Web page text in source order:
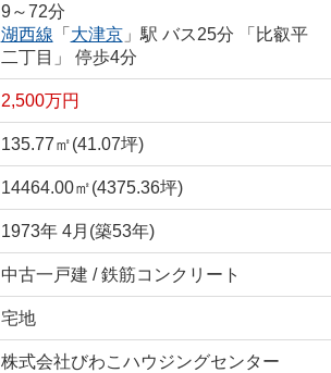
9～72分
湖西線 「 大津京」駅 バス25分 「比叡平
二丁目」 停歩4分
2,500万円
135.77㎡(41.07坪)
14464.00㎡(4375.36坪)
1973年 4月(築53年)
中古一戸建 / 鉄筋コンクリート
宅地
株式会社びわこハウジングセンター